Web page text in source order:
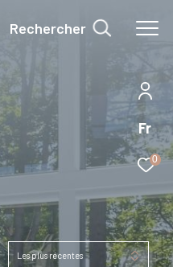
Fr
0
Rechercher
Les plus récentes